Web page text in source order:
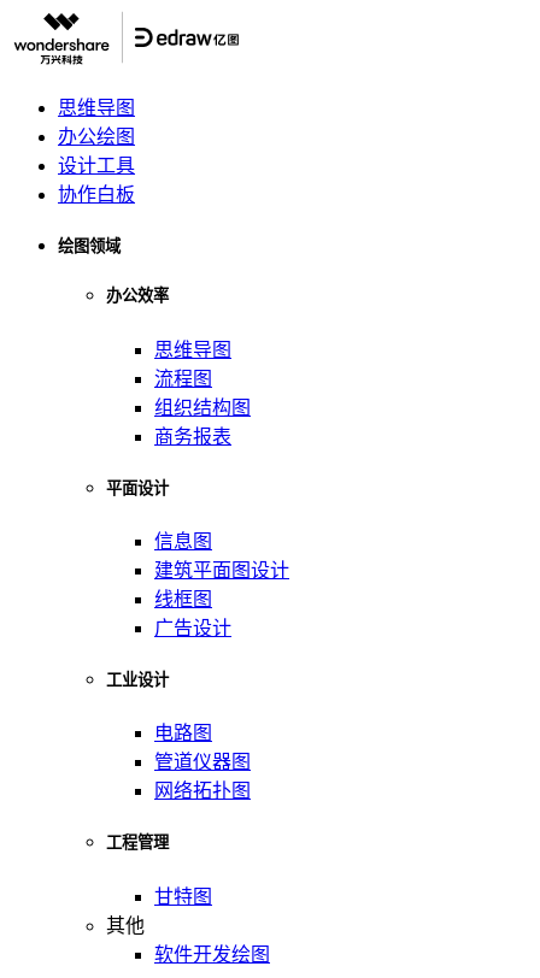
思维导图
办公绘图
设计工具
协作白板
绘图领域
办公效率
思维导图
流程图
组织结构图
商务报表
平面设计
信息图
建筑平面图设计
线框图
广告设计
工业设计
电路图
管道仪器图
网络拓扑图
工程管理
甘特图
其他
软件开发绘图